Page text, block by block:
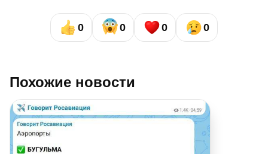
0 0 0 0
Похожие новости